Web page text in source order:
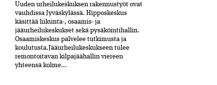
Uuden urheilukeskuksen rakennustyöt ovat
vauhdissa Jyväskylässä. Hipposkeskus
käsittää liikunta-, osaamis- ja
jääurheilukeskukset sekä pysäköintihallin.
Osaamiskeskus palvelee tutkimusta ja
koulutusta.Jääurheilukeskukseen tulee
remontoitavan kilpajäähallin viereen
yhteensä kolme...